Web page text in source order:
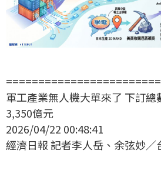
軍工產業無人機大單來了 下訂總
3,350億元
2026/04/22 00:48:41
經濟日報 記者李人岳、余弦妙／